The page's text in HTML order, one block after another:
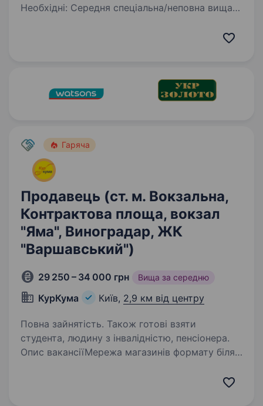
Необхідні: Cередня спеціальна/неповна вища/
Гаряча
Продавець (ст. м. Вокзальна,
Контрактова площа, вокзал
"Яма", Виноградар, ЖК
"Варшавський")
29 250 – 34 000 грн Вища за середню
КурКума Київ, 2,9 км від центру
Повна зайнятість. Також готові взяти
студента, людину з інвалідністю, пенсіонера.
Опис вакансіїМережа магазинів формату біля